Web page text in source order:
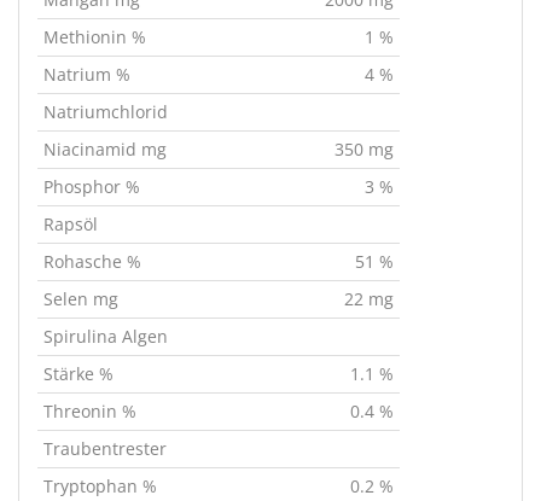
Methionin %
1 %
Natrium %
4 %
Natriumchlorid
Niacinamid mg
350 mg
Phosphor %
3 %
Rapsöl
Rohasche %
51 %
Selen mg
22 mg
Spirulina Algen
Stärke %
1.1 %
Threonin %
0.4 %
Traubentrester
Tryptophan %
0.2 %